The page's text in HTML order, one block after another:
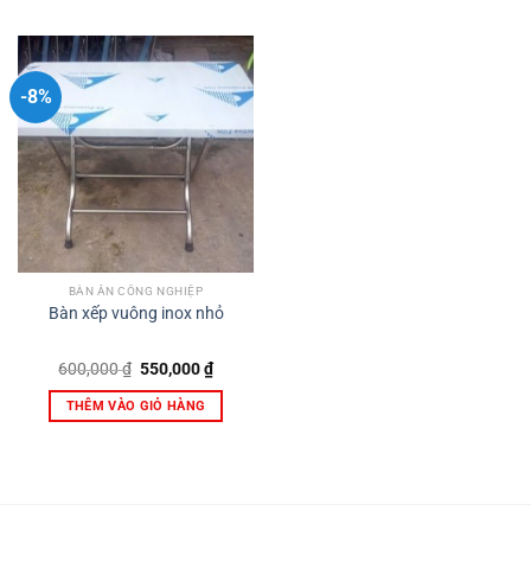
-8%
BÀN ĂN CÔNG NGHIỆP
Bàn xếp vuông inox nhỏ
600,000₫ Giá
là:
600,000 ₫.
550,000₫Giá
hiện
tại
THÊM VÀO GIỎ HÀNG